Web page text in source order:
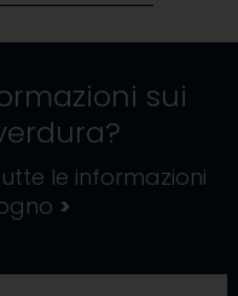
sui
?
le informazioni
>